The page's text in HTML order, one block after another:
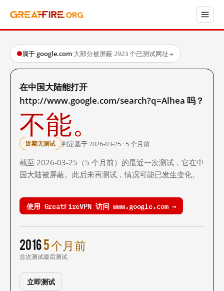
属于 google.com·大部分被屏蔽·2923 个已测试网址→
在中国大陆能打开
http://www.google.com/search?q=Alhea 吗？
不能。
近期无测试 判定基于 2026-03-25 · 5 个月前
截至 2026-03-25（5 个月前）的最近一次测试，它在中
国大陆被屏蔽。此后未再测试，情况可能已发生变化。
使用 GreatFireVPN 访问 www.google.com →
2016
首次测试
5 个月前
最后测试
立即测试